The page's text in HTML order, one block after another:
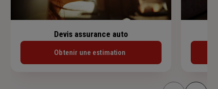
Devis assurance auto
Obtenir une estimation